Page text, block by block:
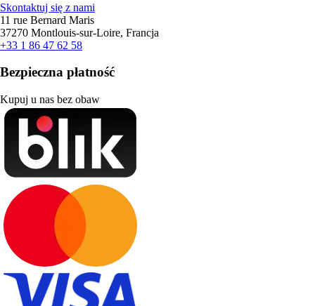
Skontaktuj się z nami
11 rue Bernard Maris
37270 Montlouis-sur-Loire, Francja
+33 1 86 47 62 58
Bezpieczna płatność
Kupuj u nas bez obaw